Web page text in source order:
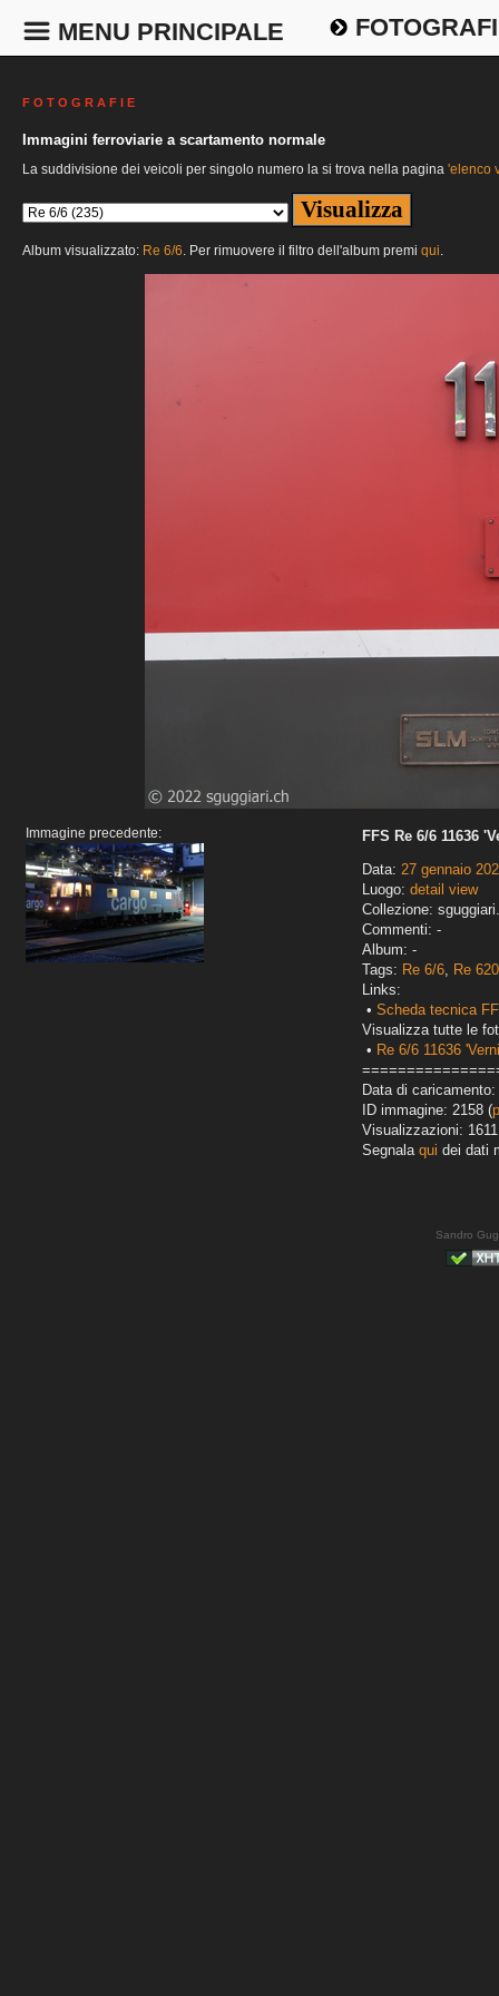
MENU PRINCIPALE
F O T O G R A F I E
Immagini ferroviarie a scartamento normale
La suddivisione dei veicoli per singolo numero la si trova nella pagina 'elenco
Album visualizzato: Re 6/6. Per rimuovere il filtro dell'album premi qui.
Immagine precedente:
FFS Re 6/6 11636
Data: 27 gennaio
Luogo: detail view
Collezione:
Commenti: -
Album: -
Tags: Re 6/6, Re 620
Links:
• Scheda tecnica
Visualizza tutte le
• Re 6/6 11636
Data di
ID immagine: 2158 (
Visualizzazioni: 1611
Segnala qui dei dati
Sandro